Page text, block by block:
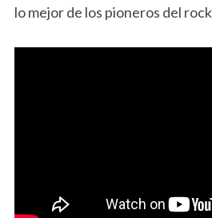
lo mejor de los pioneros del